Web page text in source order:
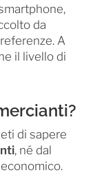
da
A
il livello di
di sapere
, né dal